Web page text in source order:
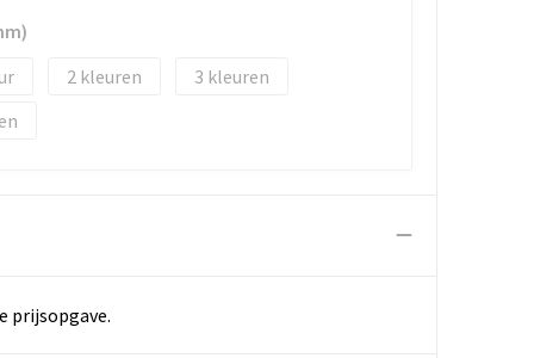
2
3
prijsopgave.